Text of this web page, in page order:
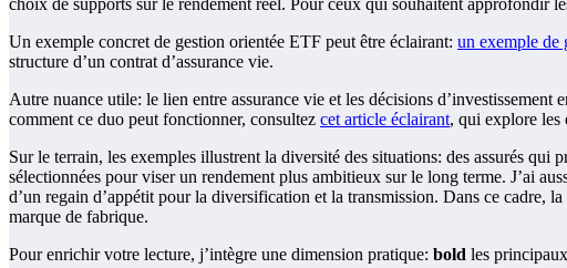
choix de supports sur le rendement réel. Pour ceux qui souhaitent approfondir
Un exemple concret de gestion orientée ETF peut être éclairant: un exemple de
structure d’un contrat d’assurance vie.
Autre nuance utile: le lien entre assurance vie et les décisions
comment ce duo peut fonctionner, consultez cet article éclairant, qui explore les
Sur le terrain, les exemples illustrent la diversité des situations: des assurés
sélectionnées pour viser un rendement plus ambitieux sur le long terme. J’ai
d’un regain d’appétit pour la diversification et la transmission. Dans ce
marque de fabrique.
Pour enrichir votre lecture, j’intègre une dimension pratique: bold les